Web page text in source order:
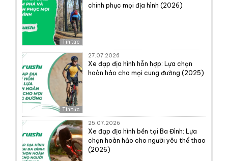
Tin tức
chinh phục mọi địa hình (2026)
Tin tức
27.07.2026
Xe đạp địa hình hỗn hợp: Lựa chọn
hoàn hảo cho mọi cung đường (2025)
25.07.2026
Xe đạp địa hình bền tại Ba Đình: Lựa
chọn hoàn hảo cho người yêu thể thao
(2026)